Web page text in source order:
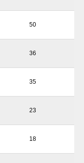
50
36
35
23
18